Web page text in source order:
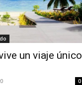
un viaje único
0